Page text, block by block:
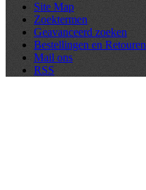
Site Map
Zoektermen
Geavanceerd zoeken
Bestellingen en Retouren
Mail ons
RSS